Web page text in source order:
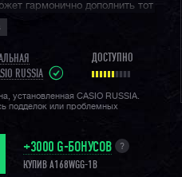
гармонично дополнить тот
внешний вид которых
годам прошлого
доступность, вы
данных часов есть душа и
RUSSIA
ДОСТУПНО
установленная CASIO RUSSIA.
подделок или проблемных
+3000 G-БОНУСОВ
КУПИВ A168WGG-1B
?